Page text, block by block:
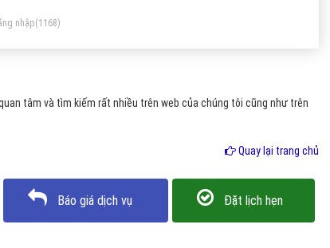
nhập(1168)
tâm và tìm kiếm rất nhiều trên web của chúng tôi cũng như trên
Quay lại trang chủ
Báo giá dịch vụ Đặt lịch hẹn